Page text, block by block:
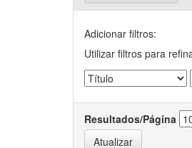
Adicionar filtros:
Utilizar filtros para
Resultados/Página